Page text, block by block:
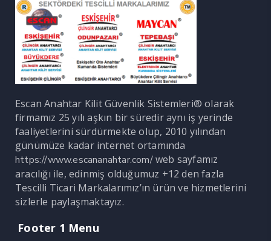
Escan Anahtar Kilit Güvenlik Sistemleri® olarak
firmamız 25 yılı aşkın bir süredir aynı iş yerinde
faaliyetlerini sürdürmekte olup, 2010 yılından
günümüze kadar internet ortamında
https://www.escananahtar.com/web sayfamız
aracılığı ile, edinmiş olduğumuz +12 den fazla
Tescilli Ticari Markalarımız’ın ürün ve hizmetlerini
sizlerle paylaşmaktayız.
Footer 1 Menu